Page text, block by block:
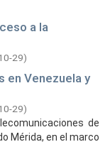
a la
29)
en Venezuela y
29)
de
Mérida, en el marco